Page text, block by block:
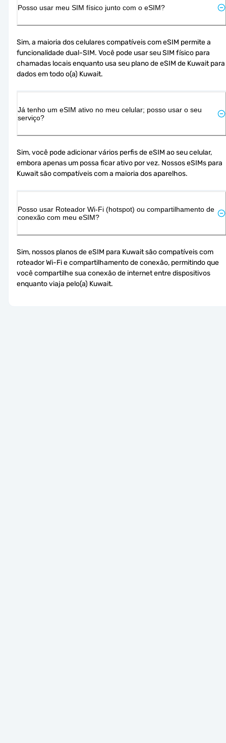
Posso usar meu SIM físico junto com o eSIM?
Sim, a maioria dos celulares compatíveis com eSIM permite a
funcionalidade dual-SIM. Você pode usar seu SIM físico para
chamadas locais enquanto usa seu plano de eSIM de Kuwait para
dados em todo o(a) Kuwait.
Já tenho um eSIM ativo no meu celular; posso usar o seu
serviço?
Sim, você pode adicionar vários perfis de eSIM ao seu celular,
embora apenas um possa ficar ativo por vez. Nossos eSIMs para
Kuwait são compatíveis com a maioria dos aparelhos.
Posso usar Roteador Wi-Fi (hotspot) ou compartilhamento de
conexão com meu eSIM?
Sim, nossos planos de eSIM para Kuwait são compatíveis com
roteador Wi-Fi e compartilhamento de conexão, permitindo que
você compartilhe sua conexão de internet entre dispositivos
enquanto viaja pelo(a) Kuwait.